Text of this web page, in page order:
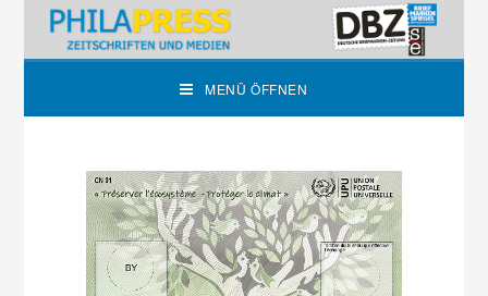
MENÜ ÖFFNEN